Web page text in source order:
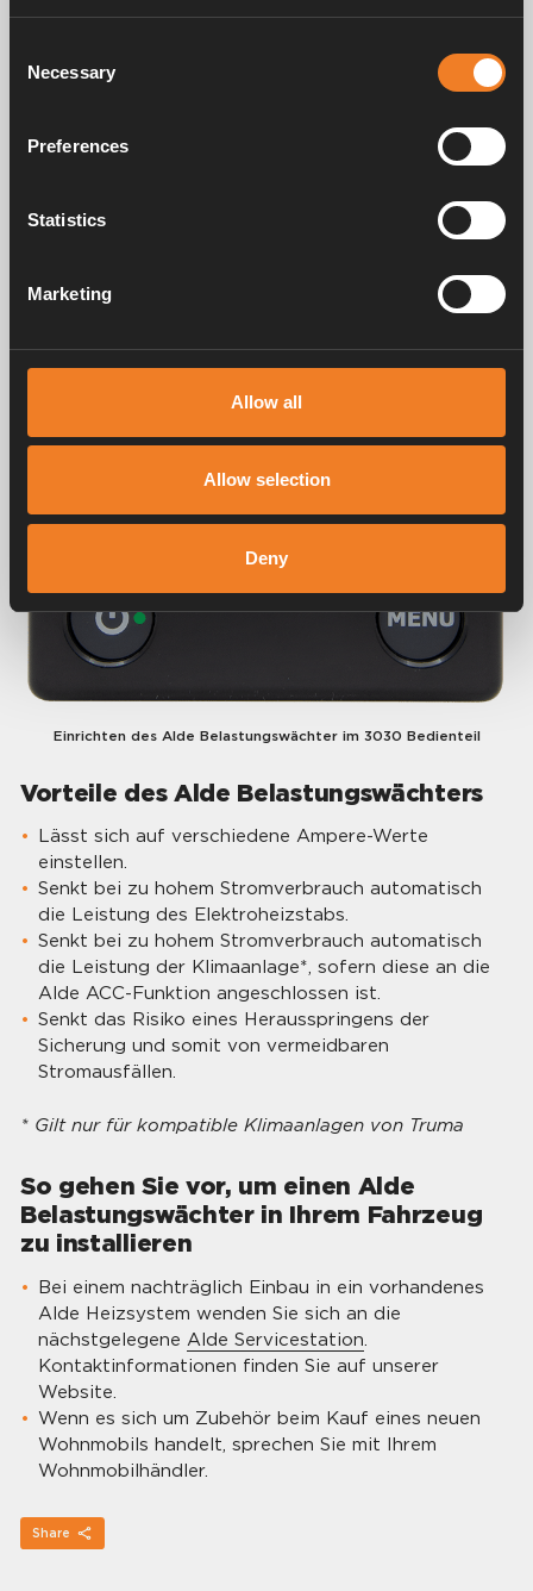
Selection
Necessary
Preferences
Statistics
Marketing
Allow all
Allow selection
Deny
Einrichten des Alde Belastungswächter im 3030 Bedienteil
Vorteile des Alde Belastungswächters
Lässt sich auf verschiedene Ampere-Werte
einstellen.
Senkt bei zu hohem Stromverbrauch automatisch
die Leistung des Elektroheizstabs.
Senkt bei zu hohem Stromverbrauch automatisch
die Leistung der Klimaanlage*, sofern diese an die
Alde ACC-Funktion angeschlossen ist.
Senkt das Risiko eines Herausspringens der
Sicherung und somit von vermeidbaren
Stromausfällen.
* Gilt nur für kompatible Klimaanlagen von Truma
So gehen Sie vor, um einen Alde
Belastungswächter in Ihrem Fahrzeug
zu installieren
Bei einem nachträglich Einbau in ein vorhandenes
Alde Heizsystem wenden Sie sich an die
nächstgelegeneAlde Servicestation.
Kontaktinformationen finden Sie auf unserer
Website.
Wenn es sich um Zubehör beim Kauf eines neuen
Wohnmobils handelt, sprechen Sie mit Ihrem
Wohnmobilhändler.
Share